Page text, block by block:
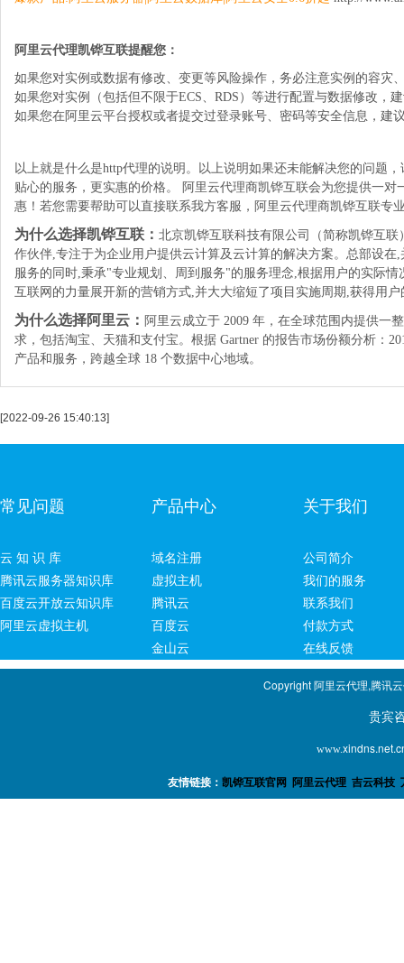
阿里云代理凯铧互联提醒您：
如果您对实例或数据有修改、变更等风险操作，务必注意实例的容灾
如果您对实例（包括但不限于ECS、RDS）等进行配置与数据修改，
如果您在阿里云平台授权或者提交过登录账号、密码等安全信息，建
以上就是什么是http代理的说明。以上说明如果还未能解决您的问题
贴心的服务，更实惠的价格。 阿里云代理商凯铧互联会为您提供一
惠！若您需要帮助可以直接联系我方客服，阿里云代理商凯铧互联专
为什么选择凯铧互联： 北京凯铧互联科技有限公司（简称凯铧互
作伙伴,专注于为企业用户提供云计算及云计算的解决方案。总部设
服务的同时,秉承"专业规划、周到服务"的服务理念,根据用户的实际
互联网的力量展开新的营销方式,并大大缩短了项目实施周期,获得用
为什么选择阿里云： 阿里云成立于 2009 年，在全球范围内提供一
求，包括淘宝、天猫和支付宝。根据 Gartner 的报告市场份额分析：
产品和服务，跨越全球 18 个数据中心地域。
[2022-09-26 15:40:13]
常见问题
云 知 识 库
腾讯云服务器知识库
百度云开放云知识库
阿里云虚拟主机
产品中心
域名注册
虚拟主机
腾讯云
百度云
金山云
关于我们
公司简介
我们的服务
联系我们
付款方式
在线反馈
Copyright 阿里云代理,腾讯
贵宾咨询专
www.
友情链接： 凯铧互联官网 阿里云代理 吉云科技